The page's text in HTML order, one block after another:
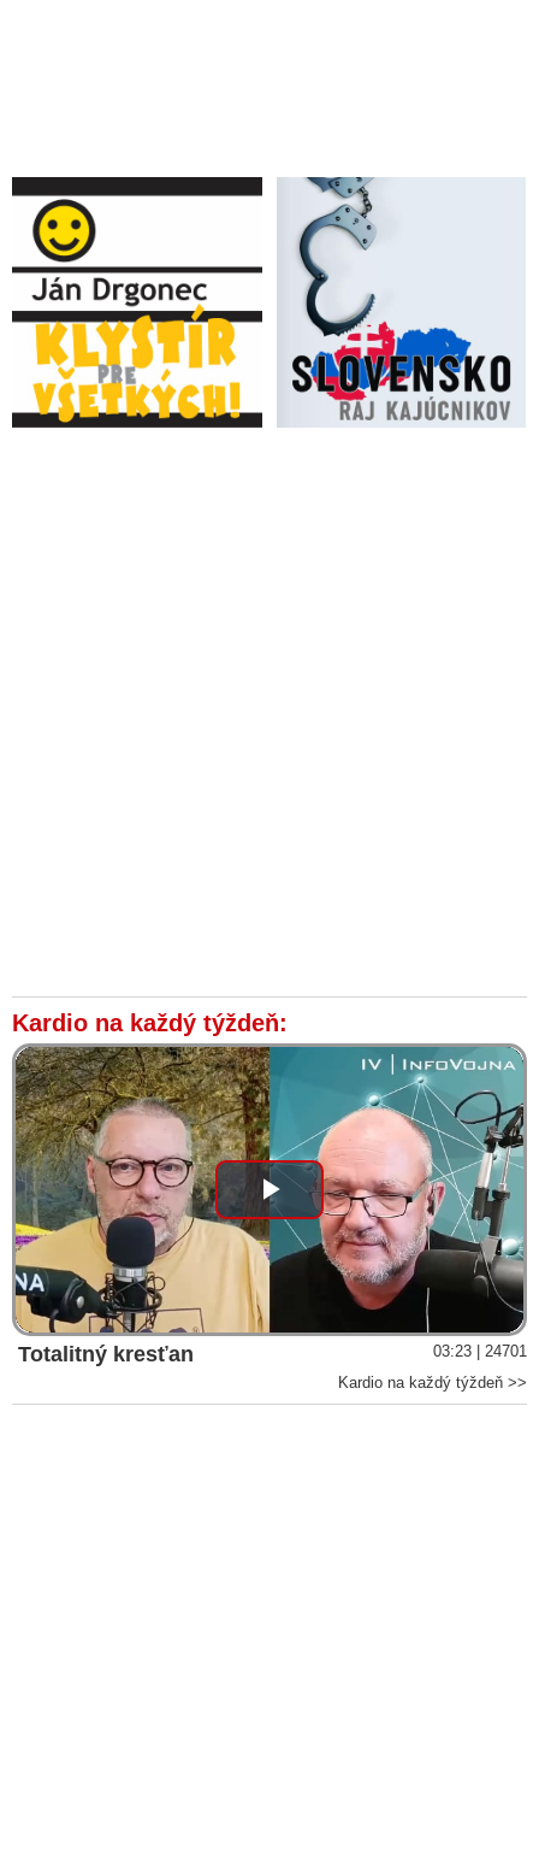
Kardio na každý týždeň:
Play
Video
Totalitný kresťan
03:23 | 24701
Kardio na každý týždeň >>